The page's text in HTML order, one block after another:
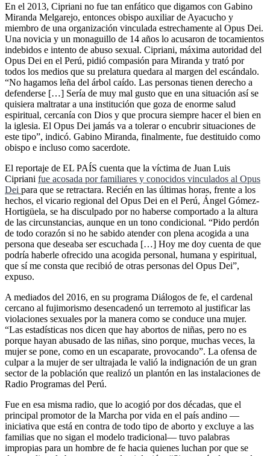
En el 2013, Cipriani no fue tan enfático que digamos con Gabino
Miranda Melgarejo, entonces obispo auxiliar de Ayacucho y
miembro de una organización vinculada estrechamente al Opus Dei.
Una novicia y un monaguillo de 14 años lo acusaron de tocamientos
indebidos e intento de abuso sexual. Cipriani, máxima autoridad del
Opus Dei en el Perú, pidió compasión para Miranda y trató por
todos los medios que su prelatura quedara al margen del escándalo.
“No hagamos leña del árbol caído. Las personas tienen derecho a
defenderse […] Sería de muy mal gusto que en una situación así se
quisiera maltratar a una institución que goza de enorme salud
espiritual, cercanía con Dios y que procura siempre hacer el bien en
la iglesia. El Opus Dei jamás va a tolerar o encubrir situaciones de
este tipo”, indicó. Gabino Miranda, finalmente, fue destituido como
obispo e incluso como sacerdote.
El reportaje de EL PAÍS cuenta que la víctima de Juan Luis
Cipriani fue acosada por familiares y conocidos vinculados al Opus
Dei para que se retractara. Recién en las últimas horas, frente a los
hechos, el vicario regional del Opus Dei en el Perú, Ángel Gómez-
Hortigüela, se ha disculpado por no haberse comportado a la altura
de las circunstancias, aunque en un tono condicional. “Pido perdón
de todo corazón si no he sabido atender con plena acogida a una
persona que deseaba ser escuchada […] Hoy me doy cuenta de que
podría haberle ofrecido una acogida personal, humana y espiritual,
que sí me consta que recibió de otras personas del Opus Dei”,
expuso.
A mediados del 2016, en su programa Diálogos de fe, el cardenal
cercano al fujimorismo desencadenó un terremoto al justificar las
violaciones sexuales por la manera como se conduce una mujer.
“Las estadísticas nos dicen que hay abortos de niñas, pero no es
porque hayan abusado de las niñas, sino porque, muchas veces, la
mujer se pone, como en un escaparate, provocando”. La ofensa de
culpar a la mujer de ser ultrajada le valió la indignación de un gran
sector de la población que realizó un plantón en las instalaciones de
Radio Programas del Perú.
Fue en esa misma radio, que lo acogió por dos décadas, que el
principal promotor de la Marcha por vida en el país andino —
iniciativa que está en contra de todo tipo de aborto y excluye a las
familias que no sigan el modelo tradicional— tuvo palabras
impropias para un hombre de fe hacia quienes luchan por que se